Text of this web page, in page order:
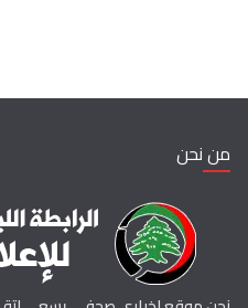
من نحن